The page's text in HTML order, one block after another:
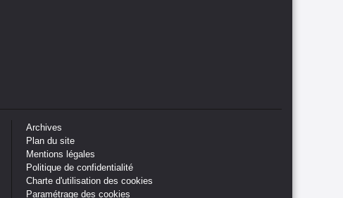
Archives
Plan du site
Mentions légales
Politique de confidentialité
Charte d'utilisation des cookies
Paramétrage des cookies